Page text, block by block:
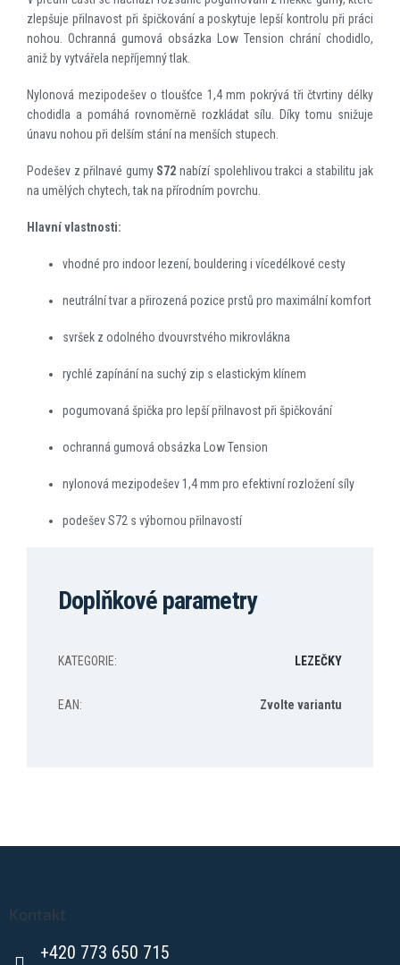
zlepšuje přilnavost při špičkování a poskytuje lepší kontrolu při práci
nohou. Ochranná gumová obsázka Low Tension chrání chodidlo,
aniž by vytvářela nepříjemný tlak.
Nylonová mezipodešev o tloušťce 1,4 mm pokrývá tři čtvrtiny délky
chodidla a pomáhá rovnoměrně rozkládat sílu. Díky tomu snižuje
únavu nohou při delším stání na menších stupech.
Podešev z přilnavé gumy S72 nabízí spolehlivou trakci a stabilitu jak
na umělých chytech, tak na přírodním povrchu.
Hlavní vlastnosti:
vhodné pro indoor lezení, bouldering i vícedélkové cesty
neutrální tvar a přirozená pozice prstů pro maximální komfort
svršek z odolného dvouvrstvého mikrovlákna
rychlé zapínání na suchý zip s elastickým klínem
pogumovaná špička pro lepší přilnavost při špičkování
ochranná gumová obsázka Low Tension
nylonová mezipodešev 1,4 mm pro efektivní rozložení síly
podešev S72 s výbornou přilnavostí
Doplňkové parametry
KATEGORIE: LEZEČKY
EAN: Zvolte variantu
Kontakt
+420 773 650 715